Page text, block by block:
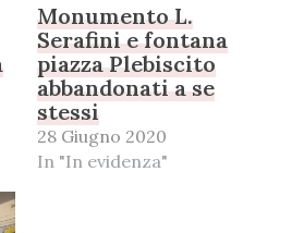
Monumento L.
Serafini e fontana
piazza Plebiscito
abbandonati a se
stessi
28 Giugno 2020
In "In evidenza"